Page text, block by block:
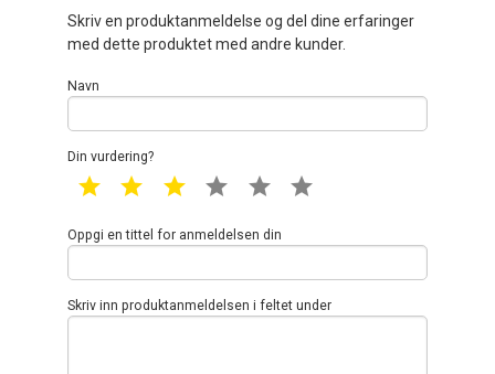
Skriv en produktanmeldelse og del dine erfaringer
med dette produktet med andre kunder.
Navn
Din vurdering?
1 star 2 star 3 star 4 star 5 star
Oppgi en tittel for anmeldelsen din
Skriv inn produktanmeldelsen i feltet under